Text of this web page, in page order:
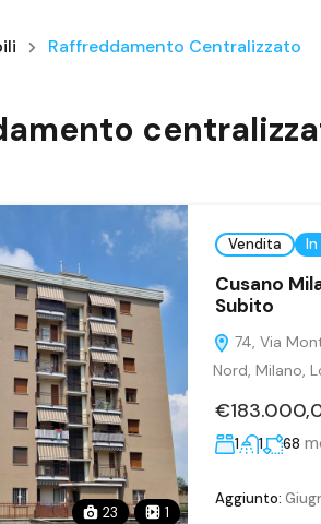
Raffreddamento Centralizzato
23 1
Vendita
Cusano
Subito
74, Via
Nord, Milano,
1 1 68
Aggiunto: